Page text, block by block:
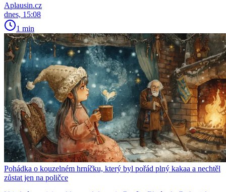
Aplausin.cz
dnes, 15:08
1 min
Pohádka o kouzelném hrníčku, který byl pořád plný kakaa a nechtěl
zůstat jen na poličce